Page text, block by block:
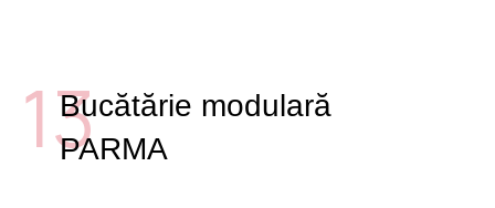
13Bucătărie modulară
PARMA